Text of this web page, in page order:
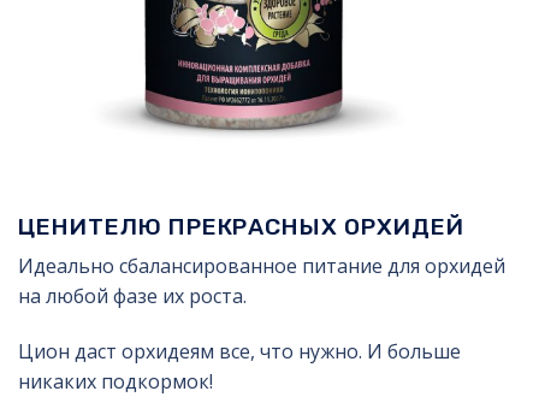
ЦЕНИТЕЛЮ ПРЕКРАСНЫХ ОРХИДЕЙ
Идеально сбалансированное питание для орхидей
на любой фазе их роста.
Цион даст орхидеям все, что нужно. И больше
никаких подкормок!